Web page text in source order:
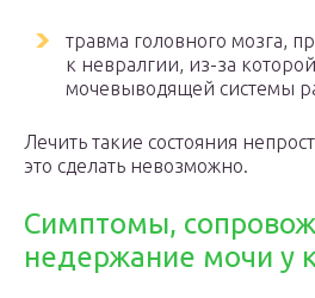
травма головного мозга,
к невралгии, из-за
мочевыводящей системы
Лечить такие состояния
это сделать невозможно.
Симптомы,
недержание мочи у